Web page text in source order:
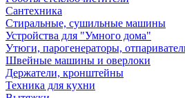
Сантехника
Стиральные, сушильные машины
Устройства для "Умного дома"
Утюги, парогенераторы,
Швейные машины и оверлоки
Держатели, кронштейны
Техника для кухни